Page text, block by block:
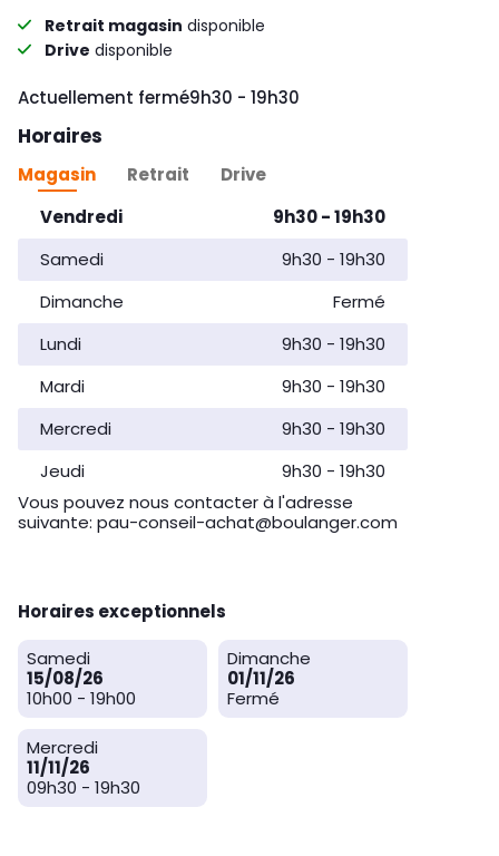
Retrait magasin disponible
Drive disponible
Actuellement ferméDay of the Week
9h30 - 19h30
Horaires
Magasin Retrait
Drive
Day of the Week
Horaires d'ouverture
Vendredi 9h30-19h30
Samedi
9h30 - 19h30
Dimanche
Fermé
Lundi
9h30 - 19h30
Mardi
9h30 - 19h30
Mercredi
9h30 - 19h30
Jeudi
9h30 - 19h30
Vous pouvez nous contacter à l'adresse
suivante: pau-conseil-achat@boulanger.com
Horaires exceptionnels
Samedi
15/08/26
10h00 - 19h00
Dimanche
01/11/26
Fermé
Mercredi
11/11/26
09h30 - 19h30